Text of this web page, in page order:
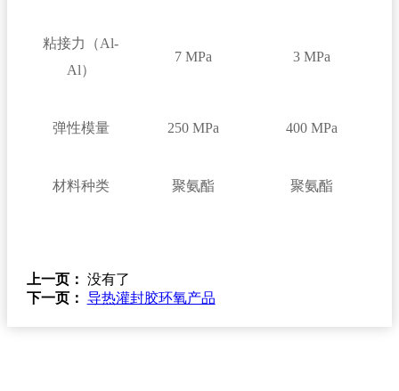
粘接力（Al-
Al）
7 MPa 3 MPa
弹性模量 250 MPa 400 MPa
材料种类 聚氨酯 聚氨酯
上一页： 没有了
下一页： 导热灌封胶环氧产品